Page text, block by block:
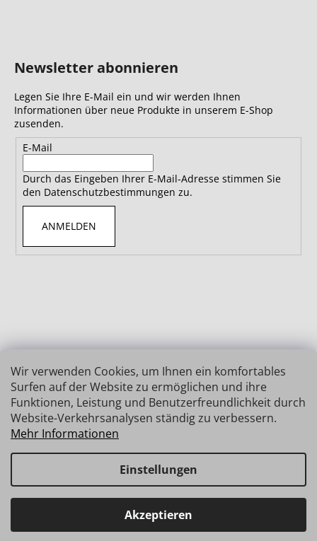
Wir verwenden Cookies, um Ihnen ein komfortables
Surfen auf der Website zu ermöglichen und ihre
Funktionen, Leistung und Benutzerfreundlichkeit durch
Website-Verkehrsanalysen ständig zu verbessern.
Mehr Informationen
Einstellungen
Akzeptieren
Haben Sie Fragen? Wir stehen Ihnen gerne zur Verfügung →
schnelle Verbindung: info@insz.at
Newsletter abonnieren
Legen Sie Ihre E-Mail ein und wir werden Ihnen
Informationen über neue Produkte in unserem E-Shop
zusenden.
E-Mail
Durch das Eingeben Ihrer E-Mail-Adresse stimmen Sie
den Datenschutzbestimmungen zu.
ANMELDEN
Erstellt von Shoptet
Copyright 2026INSIZE | MESSTECHNIK. Alle Rechte
vorbehalten.